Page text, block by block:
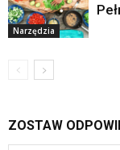
Narzędzia
ZOSTAW